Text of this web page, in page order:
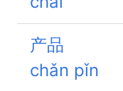
产品
chǎn pǐn